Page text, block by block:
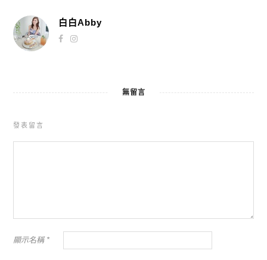
白白Abby
無留言
發表留言
顯示名稱 *